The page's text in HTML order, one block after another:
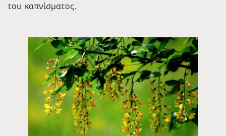
του καπνίσματος.